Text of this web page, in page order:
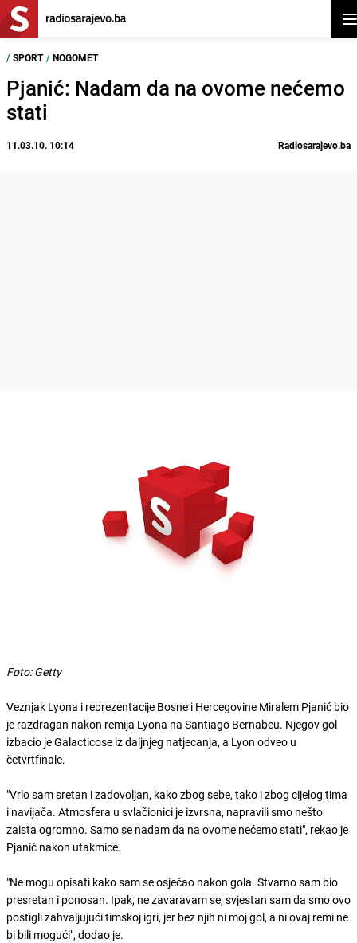
/ SPORT / NOGOMET
Pjanić: Nadam da na ovome nećemo
stati
11.03.10. 10:14 Radiosarajevo.ba
Foto: Getty
Veznjak Lyona i reprezentacije Bosne i Hercegovine Miralem Pjanić bio
je razdragan nakon remija Lyona na Santiago Bernabeu. Njegov gol
izbacio je Galacticose iz daljnjeg natjecanja, a Lyon odveo u
četvrtfinale.
"Vrlo sam sretan i zadovoljan, kako zbog sebe, tako i zbog cijelog tima
i navijača. Atmosfera u svlačionici je izvrsna, napravili smo nešto
zaista ogromno. Samo se nadam da na ovome nećemo stati", rekao je
Pjanić nakon utakmice.
"Ne mogu opisati kako sam se osjećao nakon gola. Stvarno sam bio
presretan i ponosan. Ipak, ne zavaravam se, svjestan sam da smo ovo
postigli zahvaljujući timskoj igri, jer bez njih ni moj gol, a ni ovaj remi ne
bi bili mogući", dodao je.